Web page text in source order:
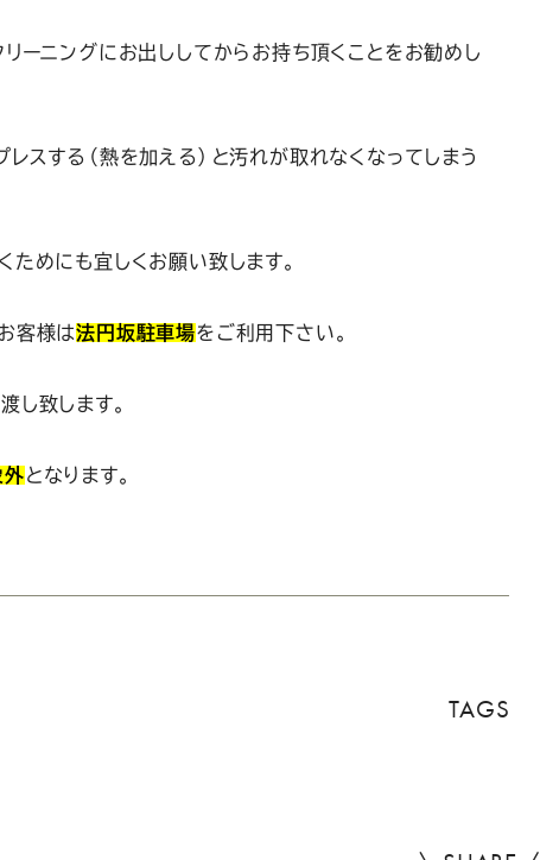
リーニングにお出ししてからお持ち頂くことをお勧めし
レスする（熱を加える）と汚れが取れなくなってしまう
ためにも宜しくお願い致します。
客様は法円坂駐車場をご利用下さい。
し致します。
外となります。
TAGS